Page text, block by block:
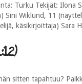
Turku Tekijät: Ilona
Wiklund, 11
käsikirjoittaja) Sara
sitten tapahtuu?